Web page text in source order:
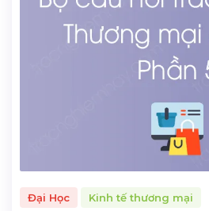
Đại Học Kinh tế thương mại